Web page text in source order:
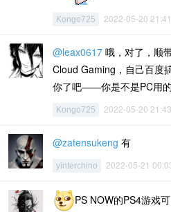
Kongo725 2022-05-20 21:41
@leax0617 哦，对了，顺
Cloud Gaming，自己百度
你了吧——你是不是PC用
Kongo725 2022-05-20 21:43
@zatensukeng 有
yinterchino 2022-05-21
PS NOW的PS4游戏